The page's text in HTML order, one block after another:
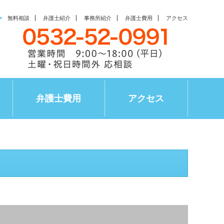
無料相談 弁護士紹介 事務所紹介 弁護士費用 アクセス
弁護士費用 アクセス